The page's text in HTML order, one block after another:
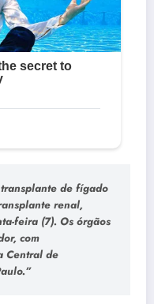
de fígado
renal,
feira (7). Os órgãos
com
Central de